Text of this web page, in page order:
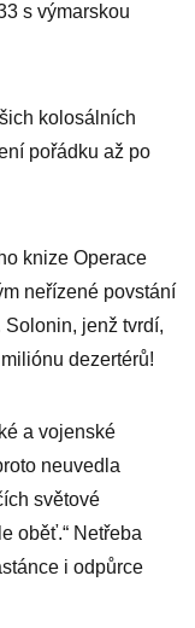
s výmarskou
kolosálních
pořádku až po
knize Operace
neřízené povstání
jenž tvrdí,
dezertérů!
a vojenské
neuvedla
světové
oběť.“ Netřeba
i odpůrce